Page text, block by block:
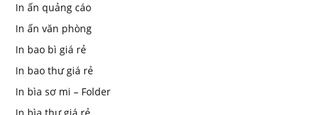
In ấn quảng cáo
In ấn văn phòng
In bao bì giá rẻ
In bao thư giá rẻ
In bìa sơ mi – Folder